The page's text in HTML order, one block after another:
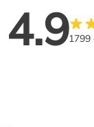
4.91799